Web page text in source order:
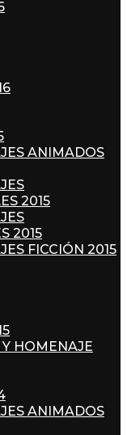
ANIMADOS
2015
2015
FICCIÓN 2015
HOMENAJE
ANIMADOS